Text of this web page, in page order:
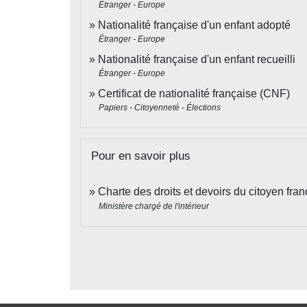
Étranger - Europe
Nationalité française d'un enfant adopté
Étranger - Europe
Nationalité française d'un enfant recueilli
Étranger - Europe
Certificat de nationalité française (CNF)
Papiers - Citoyenneté - Élections
Pour en savoir plus
Charte des droits et devoirs du citoyen
Ministère chargé de l'intérieur